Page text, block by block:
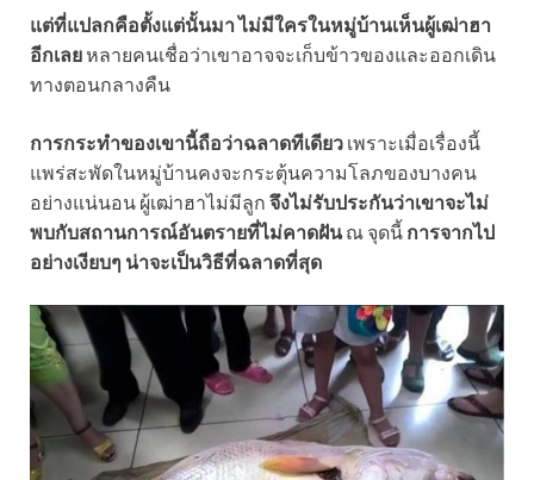
แต่ที่แปลกคือตั้งแต่นั้นมา ไม่มีใครในหมู่บ้านเห็นผู้เฒ่าฮา
อีกเลยหลายคนเชื่อว่าเขาอาจจะเก็บข้าวของและออกเดิน
ทางตอนกลางคืน
การกระทำของเขานี้ถือว่าฉลาดทีเดียว เพราะเมื่อเรื่องนี้
แพร่สะพัดในหมู่บ้านคงจะกระตุ้นความโลภของบางคน
อย่างแน่นอน ผู้เฒ่าฮาไม่มีลูก จึงไม่รับประกันว่าเขาจะไม่
พบกับสถานการณ์อันตรายที่ไม่คาดฝันณ จุดนี้ การจากไป
อย่างเงียบๆ น่าจะเป็นวิธีที่ฉลาดที่สุด